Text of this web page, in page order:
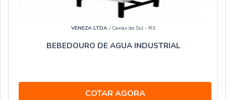
VENEZA LTDA/ Caxias do Sul - RS
BEBEDOURO DE AGUA INDUSTRIAL
COTAR AGORA